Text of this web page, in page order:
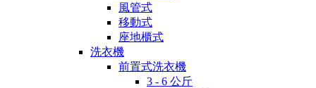
風管式
移動式
座地櫃式
洗衣機
前置式洗衣機
3 - 6 公斤